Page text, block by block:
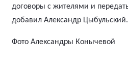
договоры с жителями и
добавил Александр Цыбульский.
Фото Александры Конычевой